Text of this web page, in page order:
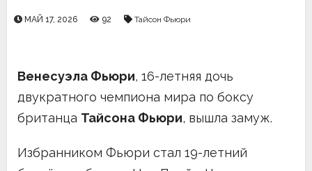
МАЙ 17, 2026 92 Тайсон Фьюри
Венесуэла Фьюри, 16-летняя дочь
двукратного чемпиона мира по боксу
британца Тайсона Фьюри, вышла замуж.
Избранником Фьюри стал 19-летний